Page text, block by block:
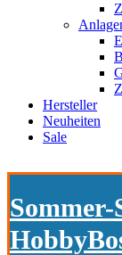
Hersteller
Neuheiten
Sale